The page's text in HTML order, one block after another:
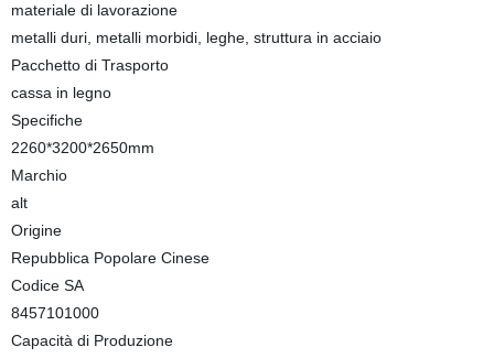
materiale di lavorazione
metalli duri, metalli morbidi, leghe, struttura in acciaio
Pacchetto di Trasporto
cassa in legno
Specifiche
2260*3200*2650mm
Marchio
alt
Origine
Repubblica Popolare Cinese
Codice SA
8457101000
Capacità di Produzione